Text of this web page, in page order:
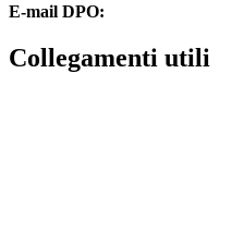
E-mail DPO:
Collegamenti utili